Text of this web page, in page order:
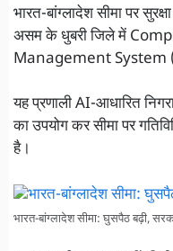
भारत-बांग्लादेश सीमा पर
असम के धुबरी जिले में
Management System
यह प्रणाली AI-आधारित
का उपयोग कर सीमा पर
है।
भारत-बांग्लादेश सीमा: घुसपैठ बढ़ी,